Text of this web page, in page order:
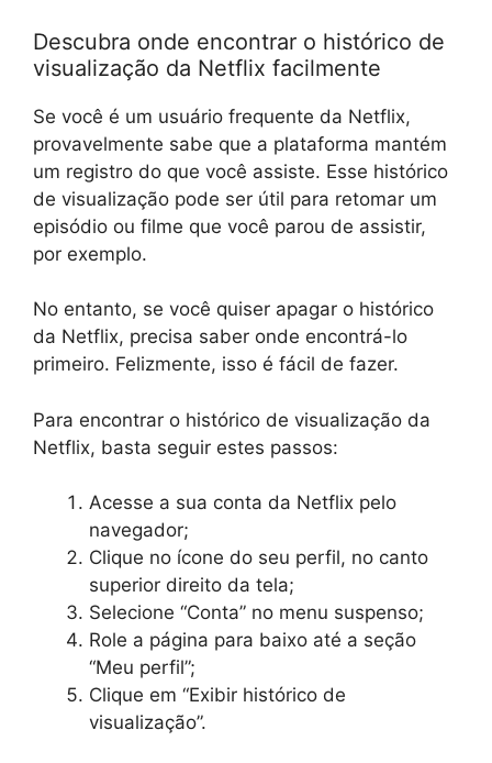
Descubra onde encontrar o histórico de
visualização da Netflix facilmente
Se você é um usuário frequente da Netflix,
provavelmente sabe que a plataforma mantém
um registro do que você assiste. Esse histórico
de visualização pode ser útil para retomar um
episódio ou filme que você parou de assistir,
por exemplo.
No entanto, se você quiser apagar o histórico
da Netflix, precisa saber onde encontrá-lo
primeiro. Felizmente, isso é fácil de fazer.
Para encontrar o histórico de visualização da
Netflix, basta seguir estes passos:
Acesse a sua conta da Netflix pelo
navegador;
Clique no ícone do seu perfil, no canto
superior direito da tela;
Selecione “Conta” no menu suspenso;
Role a página para baixo até a seção
“Meu perfil”;
Clique em “Exibir histórico de
visualização”.